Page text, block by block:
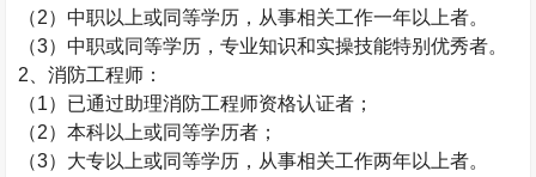
（2）中职以上或同等学历，从事相关工作一年以上者。
（3）中职或同等学历，专业知识和实操技能特别优秀者。
2 、消防工程师：
（1）已通过助理消防工程师资格认证者；
（2）本科以上或同等学历者；
（3）大专以上或同等学历，从事相关工作两年以上者。